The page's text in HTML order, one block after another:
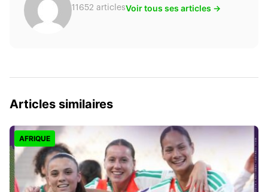
11652 articlesVoir tous ses articles →
Articles similaires
AFRIQUE